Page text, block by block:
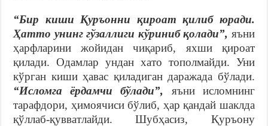
“Бир киши Қуръонни қироат қилиб юради.
Ҳатто унинг гўзаллиги кўриниб қолади”, яъни
ҳарфларини жойидан чиқариб, яхши қироат
қилади. Одамлар ундан хато тополмайди. Уни
кўрган киши ҳавас қиладиган даражада бўлади.
“Исломга ёрдамчи бўлади”, яъни исломнинг
тарафдори, ҳимоячиси бўлиб, ҳар қандай шаклда
қўллаб-қувватлайди. Шубҳасиз, Қуръону